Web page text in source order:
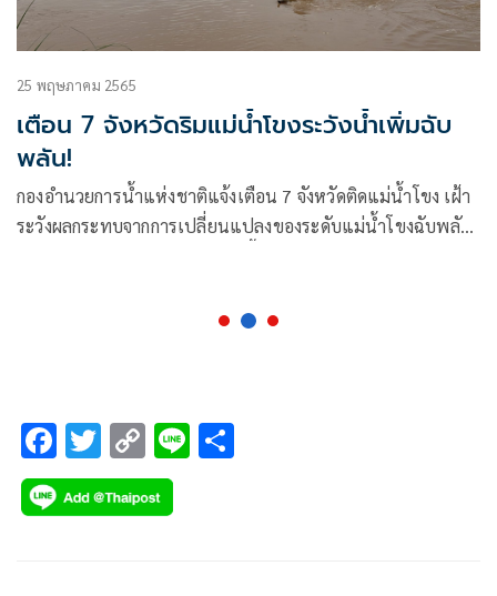
25 พฤษภาคม 2565
เตือน 7 จังหวัดริมแม่น้ำโขงระวังน้ำเพิ่มฉับ
พลัน!
กองอำนวยการน้ำแห่งชาติแจ้งเตือน 7 จังหวัดติดแม่น้ำโขง เฝ้า
ระวังผลกระทบจากการเปลี่ยนแปลงของระดับแม่น้ำโขงฉับพลัน
F
ac
e
T
wi
tt
C
o
p
Li